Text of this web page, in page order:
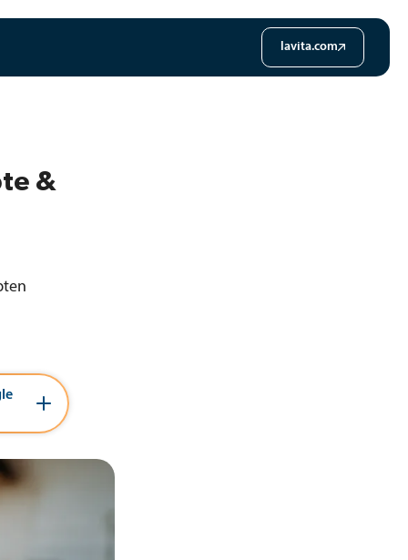
lavita.com
&